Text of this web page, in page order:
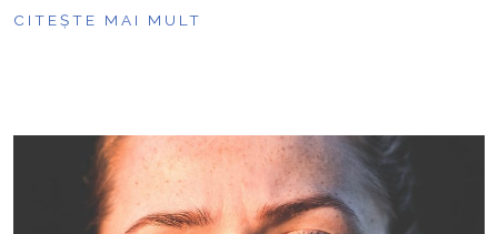
CITEȘTE MAI MULT